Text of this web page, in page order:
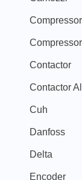
Compressor
Contactor
Contactor
Cuh
Danfoss
Delta
Encoder